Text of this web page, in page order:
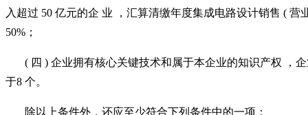
入超过 50 亿元的企 业 ，汇算清缴年度集成电路设计销售 (
50%；
( 四 ) 企业拥有核心关键技术和属于本企业的知识产权 ，
于8 个。
除以上条件外，还应至少符合下列条件中的一项：